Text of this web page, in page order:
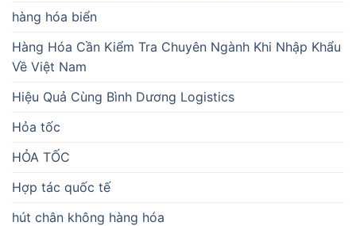
hàng hóa biển
Hàng Hóa Cần Kiểm Tra Chuyên Ngành Khi Nhập Khẩu
Về Việt Nam
Hiệu Quả Cùng Bình Dương Logistics
Hỏa tốc
HỎA TỐC
Hợp tác quốc tế
hút chân không hàng hóa